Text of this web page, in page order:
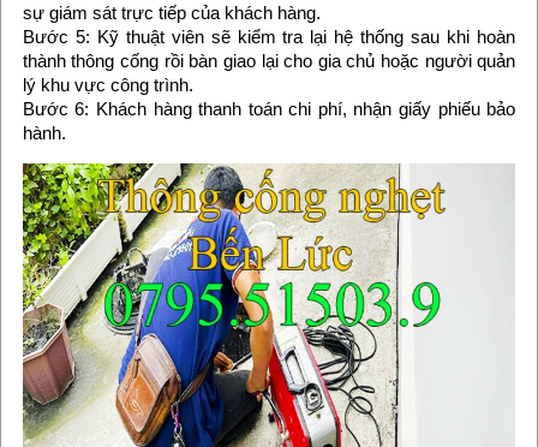
sự giám sát trực tiếp của khách hàng.
Bước 5: Kỹ thuật viên sẽ kiểm tra lại hệ thống sau khi hoàn
thành thông cống rồi bàn giao lại cho gia chủ hoặc người quản
lý khu vực công trình.
Bước 6: Khách hàng thanh toán chi phí, nhận giấy phiếu bảo
hành.